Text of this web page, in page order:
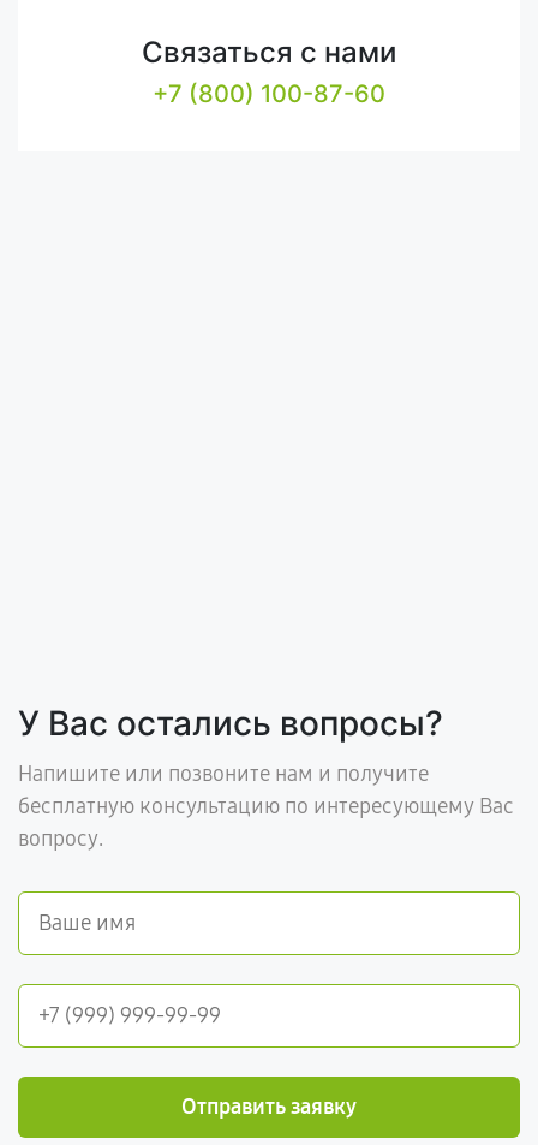
Связаться с нами
+7 (800) 100-87-60
У Вас остались вопросы?
Напишите или позвоните нам и получите
бесплатную консультацию по интересующему Вас
вопросу.
Отправить заявку